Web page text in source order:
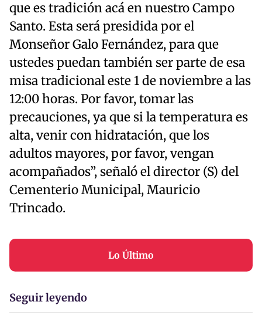
que es tradición acá en nuestro Campo
Santo. Esta será presidida por el
Monseñor Galo Fernández, para que
ustedes puedan también ser parte de esa
misa tradicional este 1 de noviembre a las
12:00 horas. Por favor, tomar las
precauciones, ya que si la temperatura es
alta, venir con hidratación, que los
adultos mayores, por favor, vengan
acompañados”, señaló el director (S) del
Cementerio Municipal, Mauricio
Trincado.
Lo Último
Seguir leyendo